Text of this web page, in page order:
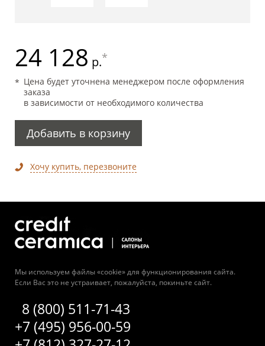
24 128 р.*
Цена будет уточнена менеджером после оформления
заказа
в зависимости от необходимого количества
Добавить в корзину
Хочу купить, перезвоните
Мы используем файлы «cookie» для функционирования сайта.
Если Вас это не устраивает, пожалуйста, покиньте сайт.
8 (800) 511-71-43
+7 (495) 956-00-59